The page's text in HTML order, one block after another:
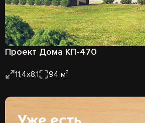
Проект Дома КП-470
11,4х8,1 94 м²